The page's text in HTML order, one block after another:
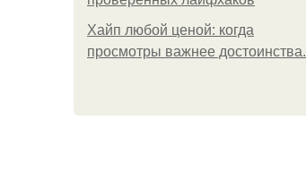
Хайп любой ценой: когда
просмотры важнее достоинства.